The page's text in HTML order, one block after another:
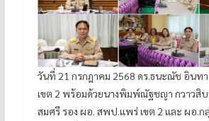
วันที่ 21 กรกฎาคม 2568 ดร.ธนะณัช อินท
เขต 2 พร้อมด้วยนางพิมพ์ณัฐชญา กวาวสิ
สมศรี รอง ผอ. สพป.แพร่ เขต 2 และ ผอ.